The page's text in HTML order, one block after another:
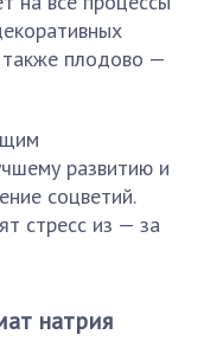
плодово —
развитию и
соцветий.
стресс из — за
натрия